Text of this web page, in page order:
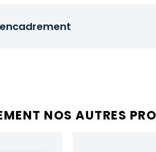
NOS AUTRES